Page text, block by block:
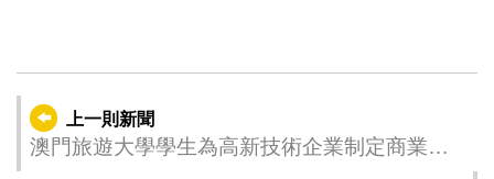
上一則新聞
澳門旅遊大學學生為高新技術企業制定商業策